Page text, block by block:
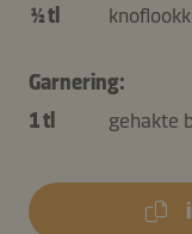
½ tl
Garnering:
1 tl
gehakte